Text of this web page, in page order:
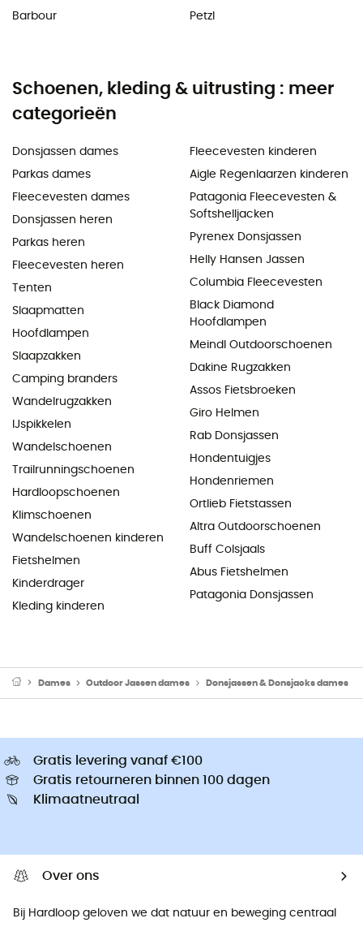
Barbour
Petzl
Schoenen, kleding & uitrusting : meer
categorieën
Donsjassen dames
Parkas dames
Fleecevesten dames
Donsjassen heren
Parkas heren
Fleecevesten heren
Tenten
Slaapmatten
Hoofdlampen
Slaapzakken
Camping branders
Wandelrugzakken
IJspikkelen
Wandelschoenen
Trailrunningschoenen
Hardloopschoenen
Klimschoenen
Wandelschoenen kinderen
Fietshelmen
Kinderdrager
Kleding kinderen
Fleecevesten kinderen
Aigle Regenlaarzen kinderen
Patagonia Fleecevesten &
Softshelljacken
Pyrenex Donsjassen
Helly Hansen Jassen
Columbia Fleecevesten
Black Diamond
Hoofdlampen
Meindl Outdoorschoenen
Dakine Rugzakken
Assos Fietsbroeken
Giro Helmen
Rab Donsjassen
Hondentuigjes
Hondenriemen
Ortlieb Fietstassen
Altra Outdoorschoenen
Buff Colsjaals
Abus Fietshelmen
Patagonia Donsjassen
Dames Outdoor Jassen dames Donsjassen & Donsjacks dames
Gratis levering vanaf €100
Gratis retourneren binnen 100 dagen
Klimaatneutraal
Over ons
Bij Hardloop geloven we dat natuur en beweging centraal